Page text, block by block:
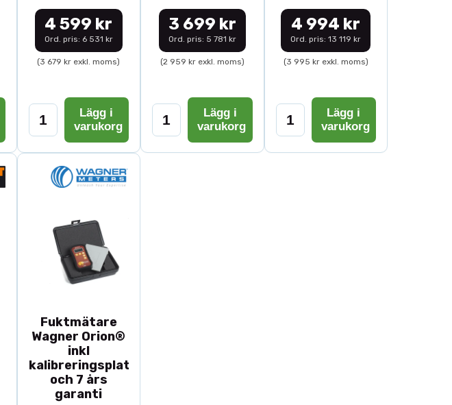
4 599 kr
Ord. pris: 6 531 kr
(3 679 kr exkl. moms)
Lägg i
varukorg
3 699 kr
Ord. pris: 5 781 kr
(2 959 kr exkl. moms)
Lägg i
varukorg
4 994 kr
Ord. pris: 13 119 kr
(3 995 kr exkl. moms)
Lägg i
varukorg
Fuktmätare
Wagner Orion®
inkl
kalibreringsplatta
och 7 års
garanti